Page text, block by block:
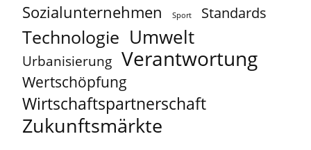
Sozialunternehmen Sport Standards
Technologie Umwelt
Urbanisierung Verantwortung
Wertschöpfung
Wirtschaftspartnerschaft
Zukunftsmärkte